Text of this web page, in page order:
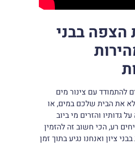
בבני
להתמודד עם צינור מים
את הבית שלכם במים, או
גדותיו והזרים מי ביוב
רע, הכי חשוב זה להזמין
ציון ואנחנו נגיע בתוך זמן